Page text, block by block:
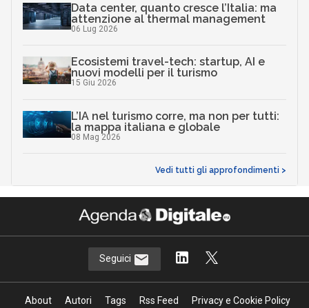
Data center, quanto cresce l’Italia: ma
attenzione al thermal management
06 Lug 2026
Ecosistemi travel-tech: startup, AI e
nuovi modelli per il turismo
15 Giu 2026
L’IA nel turismo corre, ma non per tutti:
la mappa italiana e globale
08 Mag 2026
Vedi tutti gli approfondimenti >
Seguici
About Autori Tags Rss Feed
Privacy e Cookie Policy